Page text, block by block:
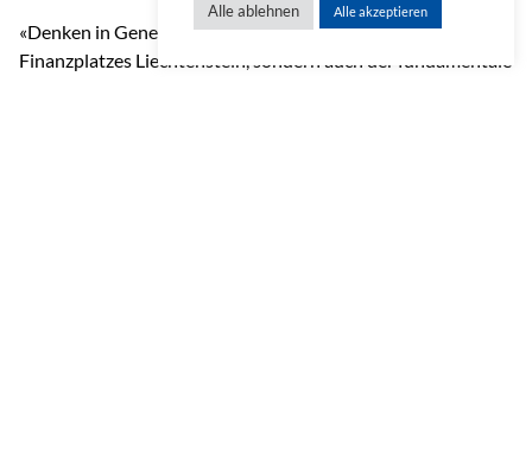
«Denken in Generationen» ist nicht nur der Leitsatz des
Finanzplatzes Liechtenstein, sondern auch der fundamentale
Alle ablehnen Alle akzeptieren